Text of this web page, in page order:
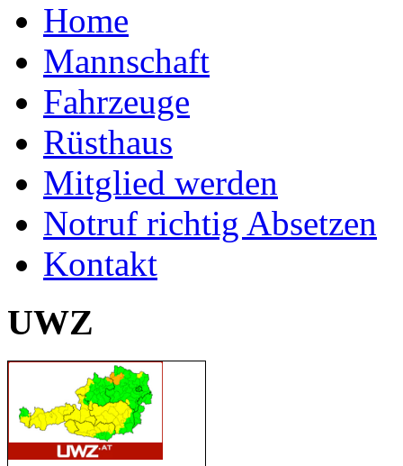
Home
Mannschaft
Fahrzeuge
Rüsthaus
Mitglied werden
Notruf richtig Absetzen
Kontakt
UWZ